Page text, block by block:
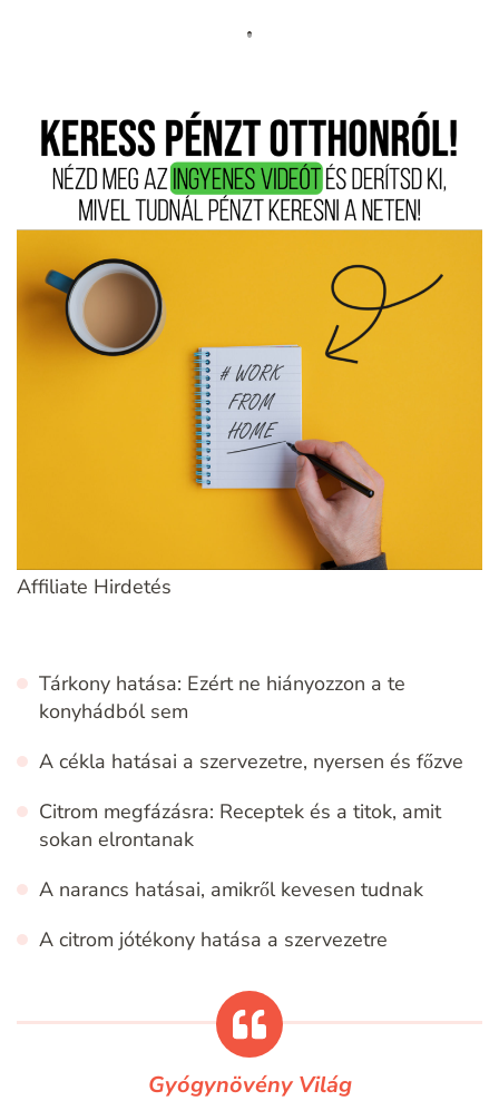
Affiliate Hirdetés
Tárkony hatása: Ezért ne hiányozzon a te
konyhádból sem
A cékla hatásai a szervezetre, nyersen és főzve
Citrom megfázásra: Receptek és a titok, amit
sokan elrontanak
A narancs hatásai, amikről kevesen tudnak
A citrom jótékony hatása a szervezetre
Gyógynövény Világ